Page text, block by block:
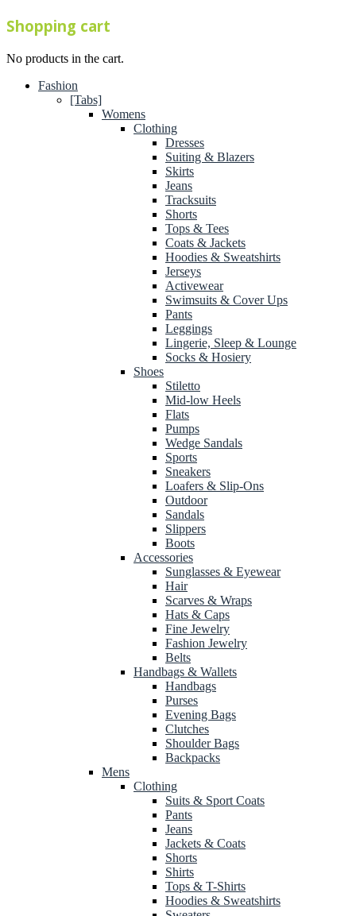
Shopping cart
No products in the cart.
Fashion
[Tabs]
Womens
Clothing
Dresses
Suiting & Blazers
Skirts
Jeans
Tracksuits
Shorts
Tops & Tees
Coats & Jackets
Hoodies & Sweatshirts
Jerseys
Activewear
Swimsuits & Cover Ups
Pants
Leggings
Lingerie, Sleep & Lounge
Socks & Hosiery
Shoes
Stiletto
Mid-low Heels
Flats
Pumps
Wedge Sandals
Sports
Sneakers
Loafers & Slip-Ons
Outdoor
Sandals
Slippers
Boots
Accessories
Sunglasses & Eyewear
Hair
Scarves & Wraps
Hats & Caps
Fine Jewelry
Fashion Jewelry
Belts
Handbags & Wallets
Handbags
Purses
Evening Bags
Clutches
Shoulder Bags
Backpacks
Mens
Clothing
Suits & Sport Coats
Pants
Jeans
Jackets & Coats
Shorts
Shirts
Tops & T-Shirts
Hoodies & Sweatshirts